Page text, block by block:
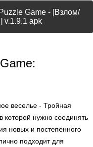
Game - [Взлом/
v.1.9.1 apk
веселье - Тройная
которой нужно соединять
новых и постепенного
подходит для